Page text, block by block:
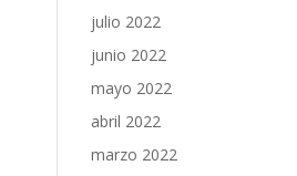
julio 2022
junio 2022
mayo 2022
abril 2022
marzo 2022